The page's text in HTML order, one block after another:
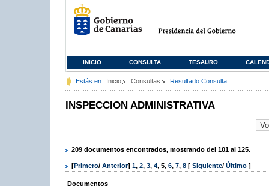
INICIO CONSULTA TESAURO
Estás en: Inicio Consultas Resultado Consulta
INSPECCION ADMINISTRATIVA
209 documentos encontrados, mostrando del 101 al 125.
[Primero/ Anterior] 1, 2, 3, 4, 5, 6, 7, 8 [ Siguiente/ Último ]
Documentos